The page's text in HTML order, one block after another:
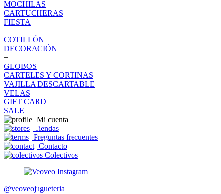
MOCHILAS
CARTUCHERAS
FIESTA
+
COTILLÓN
DECORACIÓN
+
GLOBOS
CARTELES Y CORTINAS
VAJILLA DESCARTABLE
VELAS
GIFT CARD
SALE
Mi cuenta
Tiendas
Preguntas frecuentes
Contacto
Colectivos
@veoveojugueteria